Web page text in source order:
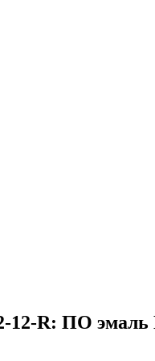
R: ПО эмаль